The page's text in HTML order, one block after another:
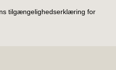
tilgængelighedserklæring for